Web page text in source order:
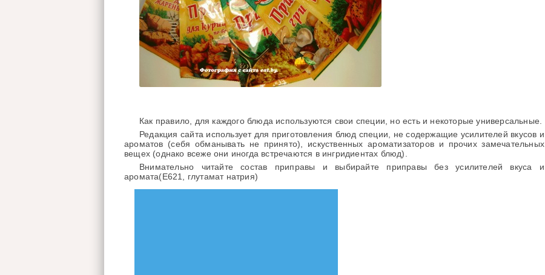
Как правило, для каждого блюда используются свои специи, но есть и некоторые универсальные.
Редакция сайта использует для приготовления блюд специи, не содержащие усилителей вкусов и
ароматов (себя обманывать не принято), искуственных ароматизаторов и прочих замечательных
вещех (однако всеже они иногда встречаются в ингридиентах блюд).
Внимательно читайте состав приправы и выбирайте приправы без усилителей вкуса и
аромата(E621, глутамат натрия)